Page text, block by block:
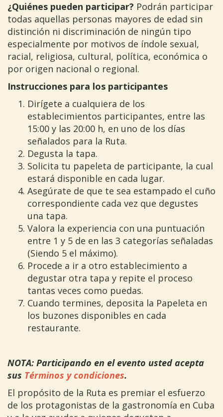
¿Quiénes pueden participar? Podrán participar
todas aquellas personas mayores de edad sin
distinción ni discriminación de ningún tipo
especialmente por motivos de índole sexual,
racial, religiosa, cultural, política, económica o
por origen nacional o regional.
Instrucciones para los participantes
Dirígete a cualquiera de los
establecimientos participantes, entre las
15:00 y las 20:00 h, en uno de los días
señalados para la Ruta.
Degusta la tapa.
Solicita tu papeleta de participante, la cual
estará disponible en cada lugar.
Asegúrate de que te sea estampado el cuño
correspondiente cada vez que degustes
una tapa.
Valora la experiencia con una puntuación
entre 1 y 5 de en las 3 categorías señaladas
(Siendo 5 el máximo).
Procede a ir a otro establecimiento a
degustar otra tapa y repite el proceso
tantas veces como puedas.
Cuando termines, deposita la Papeleta en
los buzones disponibles en cada
restaurante.
NOTA: Participando en el evento usted acepta
sus Términos y condiciones.
El propósito de la Ruta es premiar el esfuerzo
de los protagonistas de la gastronomía en Cuba